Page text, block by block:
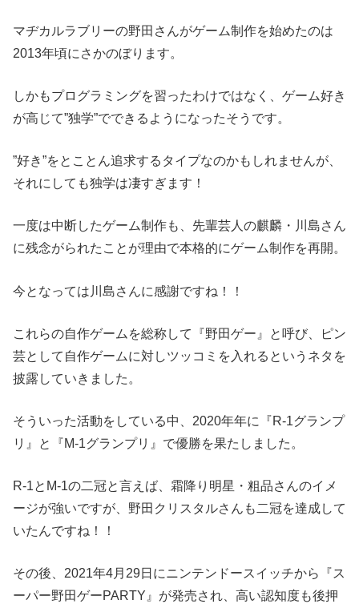
マヂカルラブリーの野田さんがゲーム制作を始めたのは
2013年頃にさかのぼります。
しかもプログラミングを習ったわけではなく、ゲーム好き
が高じて”独学”でできるようになったそうです。
”好き”をとことん追求するタイプなのかもしれませんが、
それにしても独学は凄すぎます！
一度は中断したゲーム制作も、先輩芸人の麒麟・川島さん
に残念がられたことが理由で本格的にゲーム制作を再開。
今となっては川島さんに感謝ですね！！
これらの自作ゲームを総称して『野田ゲー』と呼び、ピン
芸として自作ゲームに対しツッコミを入れるというネタを
披露していきました。
そういった活動をしている中、2020年年に『R-1グランプ
リ』と『M-1グランプリ』で優勝を果たしました。
R-1とM-1の二冠と言えば、霜降り明星・粗品さんのイメ
ージが強いですが、野田クリスタルさんも二冠を達成して
いたんですね！！
その後、2021年4月29日にニンテンドースイッチから『ス
ーパー野田ゲーPARTY』が発売され、高い認知度も後押